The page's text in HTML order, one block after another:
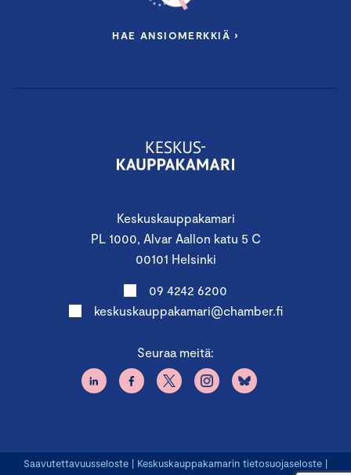
Keskuskauppakamari
PL 1000, Alvar Aallon katu 5 C
00101 Helsinki
09 4242 6200
keskuskauppakamari@chamber.fi
Seuraa meitä:
HAE ANSIOMERKKIÄ ›
Saavutettavuusseloste | Keskuskauppakamarin tietosuojaseloste |